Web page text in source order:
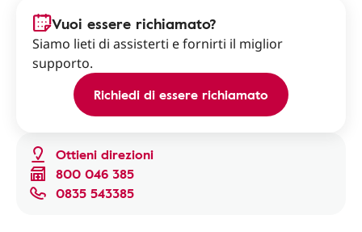
Ottieni direzioni
800 046 385
0835 543385
Vuoi essere richiamato?
Siamo lieti di assisterti e fornirti il miglior
supporto.
Richiedi di essere richiamato